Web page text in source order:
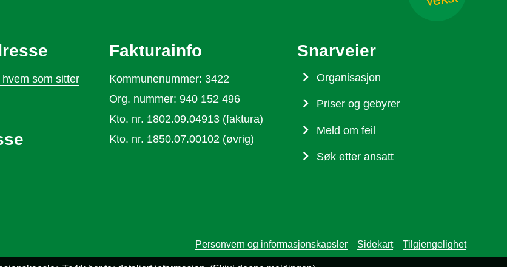
som sitter
Fakturainfo
Kommunenummer: 3422
Org. nummer: 940 152 496
Kto. nr. 1802.09.04913 (faktura)
Kto. nr. 1850.07.00102 (øvrig)
Snarveier
Organisasjon
Priser og gebyrer
Meld om feil
Søk etter ansatt
Personvern og informasjonskapsler Sidekart Tilgjengelighet